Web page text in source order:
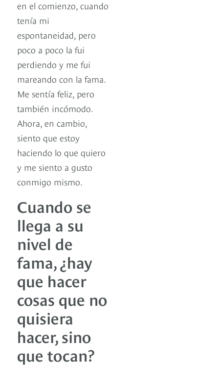
en el comienzo, cuando
tenía mi
espontaneidad, pero
poco a poco la fui
perdiendo y me fui
mareando con la fama.
Me sentía feliz, pero
también incómodo.
Ahora, en cambio,
siento que estoy
haciendo lo que quiero
y me siento a gusto
conmigo mismo.
Cuando se
llega a su
nivel de
fama, ¿hay
que hacer
cosas que no
quisiera
hacer, sino
que tocan?